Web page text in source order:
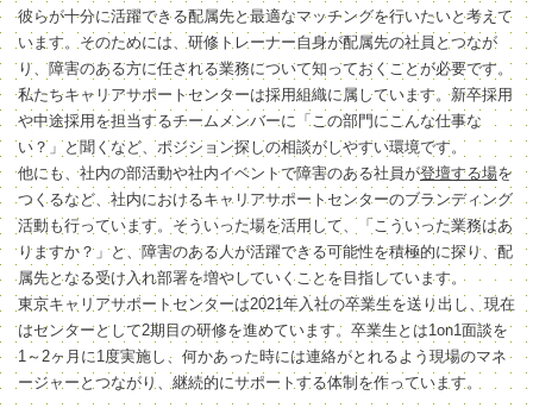
彼らが十分に活躍できる配属先と最適なマッチングを行いたいと考えて
います。そのためには、研修トレーナー自身が配属先の社員とつなが
り、障害のある方に任される業務について知っておくことが必要です。
私たちキャリアサポートセンターは採用組織に属しています。新卒採用
や中途採用を担当するチームメンバーに「この部門にこんな仕事な
い？」と聞くなど、ポジション探しの相談がしやすい環境です。
他にも、社内の部活動や社内イベントで障害のある社員が登壇する場を
つくるなど、社内におけるキャリアサポートセンターのブランディング
活動も行っています。そういった場を活用して、「こういった業務はあ
りますか？」と、障害のある人が活躍できる可能性を積極的に探り、配
属先となる受け入れ部署を増やしていくことを目指しています。
東京キャリアサポートセンターは2021年入社の卒業生を送り出し、現在
はセンターとして2期目の研修を進めています。卒業生とは1on1面談を
1～2ヶ月に1度実施し、何かあった時には連絡がとれるよう現場のマネ
ージャーとつながり、継続的にサポートする体制を作っています。